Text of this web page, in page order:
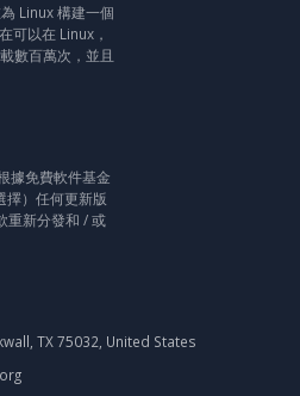
Linux 構建一個
可以在 Linux，
數百萬次，並且
據免費軟件基金
擇）任何更新版
重新分發和 / 或
TX 75032, United States